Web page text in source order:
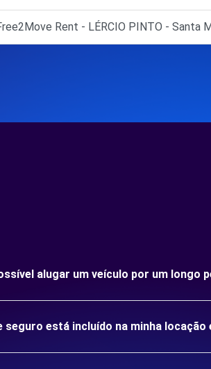
Rent - LÉRCIO PINTO - Santa
alugar um veículo por um longo
seguro está incluído na minha locação